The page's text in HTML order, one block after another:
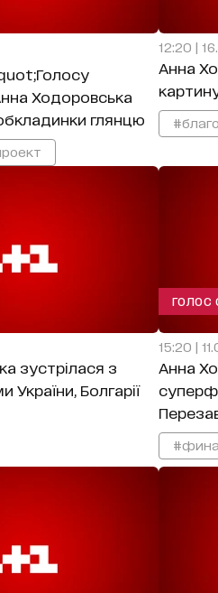
Ходоровська
глянцю
12:20 |
Анна
зустрілася з
Болгарії
ГОЛОС
15:20 |
Анна